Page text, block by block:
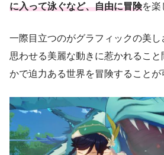
に入って泳ぐなど、自由に冒険を楽
一際目立つのがグラフィックの美
思わせる美麗な動きに惹かれるこ
かで迫力ある世界を冒険することが